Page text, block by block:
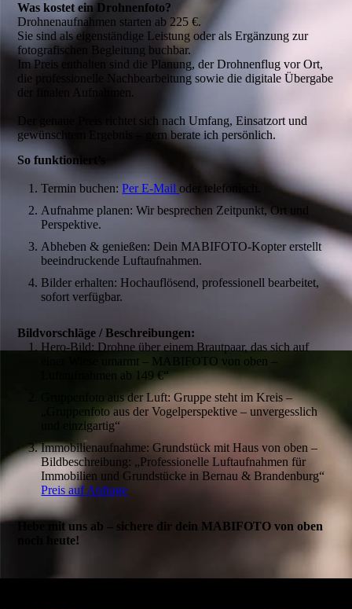
Was kostet ein Drohnenfoto?
Drohnenaufnahmen starten ab 225 €.
Sie sind als eigenständige Leistung oder als Ergänzung zur
fotografischen Begleitung buchbar.
Im Preis enthalten sind die Planung, der Drohnenflug vor Ort,
die professionelle Nachbearbeitung sowie die digitale Übergabe
der finalen Aufnahmen.
Der genaue Preis richtet sich nach Umfang, Einsatzort und
gewünschtem Ergebnis – gern berate ich persönlich.
So funktioniert’s
Termin buchen:Per E-Mailoder telefonisch.
Aufnahme planen: Wir besprechen Zeitpunkt, Ort und
Perspektive.
Abheben & genießen: Dein MABIFOTO-Kopter erstellt
beeindruckende Luftaufnahmen.
Bilder erhalten: Hochauflösend, professionell bearbeitet,
sofort verfügbar.
Bildvorschläge / Beschreibungen:
Hero-Bild: Drohne über einem Brautpaar, das sich auf
einer Wiese umarmt – MABIFOTO von oben –
Luftaufnahmen ab 149 €“
Gruppenfoto aus der Luft: Gruppe steht im Kreis –
„Gruppenfoto aus der Vogelperspektive – unvergesslich
und einzigartig“
Immobilienaufnahme: Grundstück mit Haus von oben –
Bildbeschreibung: „Professionelle Luftaufnahmen für
Immobilien und Grundstücke in Bernau & Brandenburg“
Preis auf Anfrage
Hebe mit uns ab – sichere dir dein MABIFOTO von oben
noch heute!